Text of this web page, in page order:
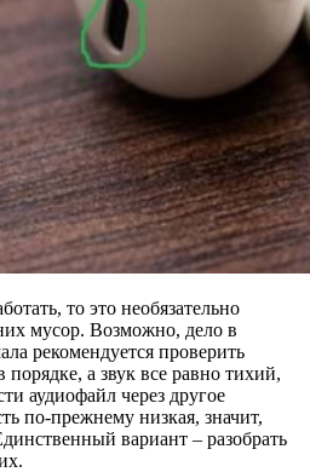
то это необязательно
мусор. Возможно, дело в
рекомендуется проверить
порядке, а звук все равно тихий,
аудиофайл через другое
по-прежнему низкая, значит,
вариант – разобрать